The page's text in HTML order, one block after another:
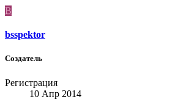
B
bsspektor
Создатель
Регистрация
10 Апр 2014